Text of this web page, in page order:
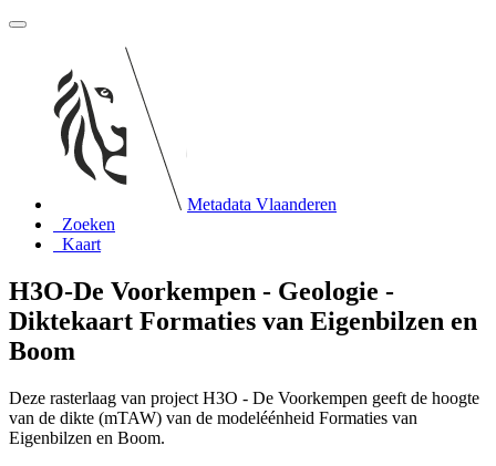
Metadata Vlaanderen
Zoeken
Kaart
H3O-De Voorkempen - Geologie -
Diktekaart Formaties van Eigenbilzen en
Boom
Deze rasterlaag van project H3O - De Voorkempen geeft de hoogte
van de dikte (mTAW) van de modeléénheid Formaties van
Eigenbilzen en Boom.